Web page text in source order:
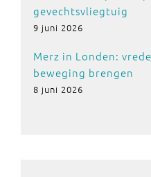
gevechtsvliegtuig
9 juni 2026
Merz in Londen:
beweging brengen
8 juni 2026